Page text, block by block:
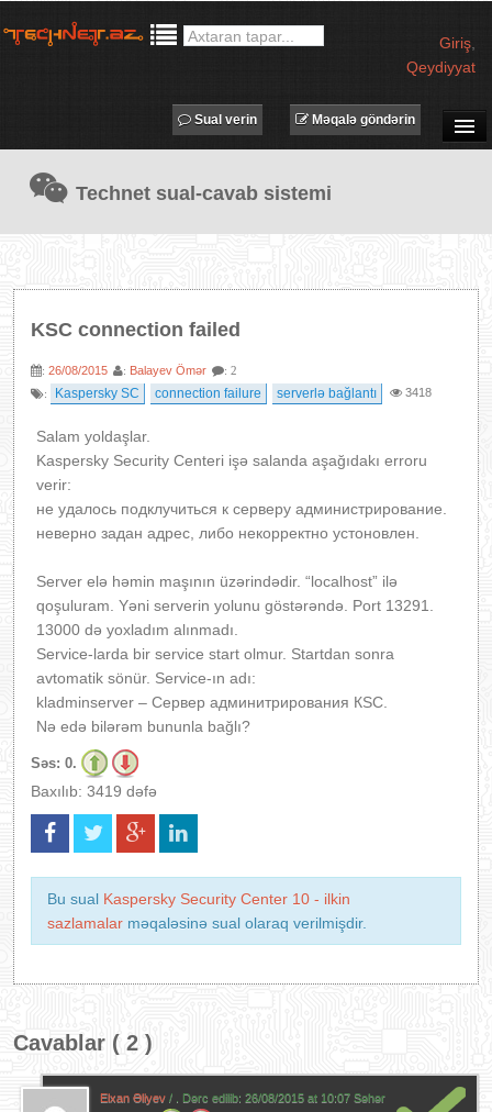
Giriş
Qeydiyyat
TECHNET TV
MƏQALƏLƏR
Məqalə göndərin
Sual verin
Technet sual-cavab sistemi
KSC connection failed
: 26/08/2015 : Balayev Ömər
: 2
:
Kaspersky SC connection failure serverlə bağlantı 3418
Salam yoldaşlar.
Kaspersky Security Centeri işə salanda aşağıdakı erroru
verir:
не удалось подклучиться к серверу администрирование.
неверно задан адрес, либо некорректно устоновлен.
Server elə həmin maşının üzərindədir. “localhost” ilə
qoşuluram. Yəni serverin yolunu göstərəndə. Port 13291.
13000 də yoxladım alınmadı.
Service-larda bir service start olmur. Startdan sonra
avtomatik sönür. Service-ın adı:
kladminserver – Сервер админитрирования КSC.
Nə edə bilərəm bununla bağlı?
Səs: 0.
Baxılıb: 3419 dəfə
Bu sual Kaspersky Security Center 10 - ilkin
sazlamalar məqaləsinə sual olaraq verilmişdir.
Cavablar ( 2 )
Elxan Əliyev / . Dərc edilib: 26/08/2015 at 10:07 Səhər